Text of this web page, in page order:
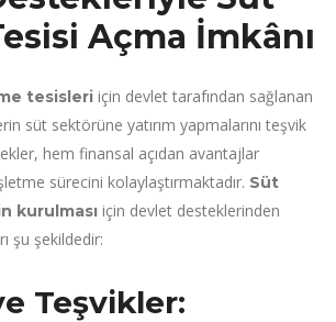
Açma İmkânı
tesisleri için devlet tarafından sağlanan
süt sektörüne yatırım yapmalarını teşvik
hem finansal açıdan avantajlar
sürecini kolaylaştırmaktadır. Süt
kurulması için devlet desteklerinden
şu şekildedir:
Teşvikler: